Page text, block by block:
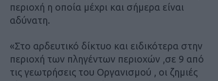
περιοχή η οποία μέχρι και σήμερα είναι
αδύνατη.
«Στο αρδευτικό δίκτυο και ειδικότερα στην
περιοχή των πληγέντων περιοχών ,σε 9 από
τις γεωτρήσεις του Οργανισμού , οι ζημιές